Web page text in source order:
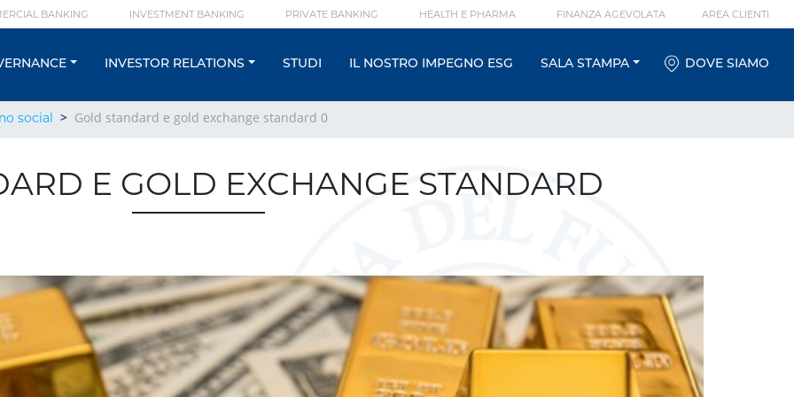
BANKING INVESTMENT BANKING PRIVATE BANKING HEALTH E PHARMA FINANZA AGEVOLATA AREA CLIENTI
INVESTOR RELATIONS STUDI IL NOSTRO IMPEGNO ESG SALA STAMPA DOVE SIAMO
social Gold standard e gold exchange standard 0
E GOLD EXCHANGE STANDARD